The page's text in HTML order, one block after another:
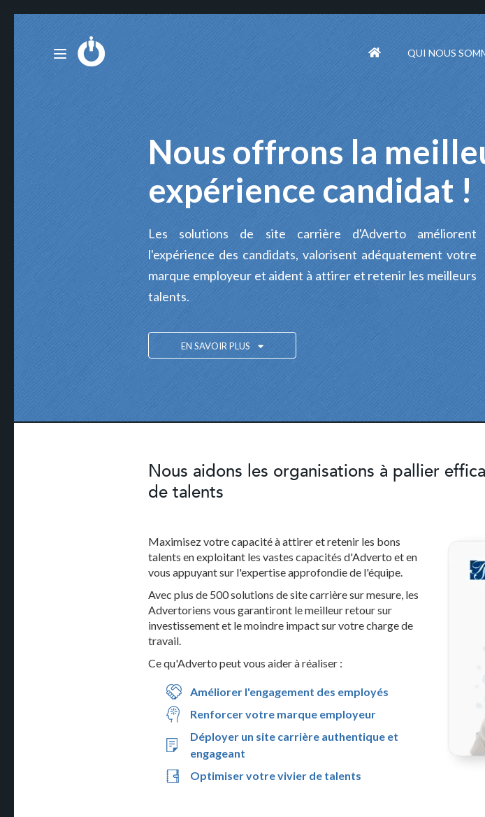
QUI NOUS
Nous offrons la
expérience candidat !
Les solutions de site carrière d'Adverto améliorent
l'expérience des candidats, valorisent adéquatement votre
marque employeur et aident à attirer et retenir les meilleurs
talents.
EN SAVOIR PLUS
Nous aidons les organisations à pallier
de talents
Maximisez votre capacité à attirer et retenir les bons
talents en exploitant les vastes capacités d'Adverto et en
vous appuyant sur l'expertise approfondie de l'équipe.
Avec plus de 500 solutions de site carrière sur mesure, les
Advertoriens vous garantiront le meilleur retour sur
investissement et le moindre impact sur votre charge de
travail.
Ce qu'Adverto peut vous aider à réaliser :
Améliorer l'engagement des employés
Renforcer votre marque employeur
Déployer un site carrière authentique et
engageant
Optimiser votre vivier de talents